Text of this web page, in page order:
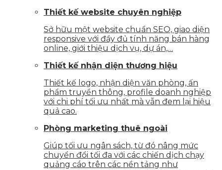
Thiết kế website chuyên nghiệp
Sở hữu một website chuẩn SEO, giao diện
responsive với đầy đủ tính năng bán hàng
online, giới thiệu dịch vụ, dự án,…
Thiết kế nhận diện thương hiệu
Thiết kế logo, nhận diện văn phòng, ấn
phẩm truyền thông, profile doanh nghiệp
với chi phí tối ưu nhất mà vẫn đem lại hiệu
quả cao.
Phòng marketing thuê ngoài
Giúp tối ưu ngân sách, từ đó nâng mức
chuyển đổi tối đa với các chiến dịch chạy
quảng cáo trên các nền tảng như